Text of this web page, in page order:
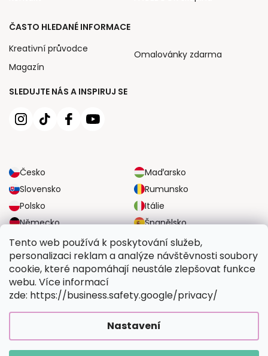
Tento web používá k poskytování služeb,
personalizaci reklam a analýze návštěvnosti soubory
cookie, které napomáhají neustále zlepšovat funkce
webu. Více informací
zde: https://business.safety.google/privacy/
Nastavení
SLEDUJTE NÁS A INSPIRUJ SE
Česko
Maďarsko
Slovensko
Rumunsko
Polsko
Itálie
Německo
Španělsko
Velká Británie
Rakousko
ČASTO HLEDANÉ INFORMACE
Kreativní průvodce
Magazín
Omalovánky zdarma
SPOLEHLIVÉ MOŽNOSTI DOPRAVY
BEZPEČNÉ MOŽNOSTI PLATBY